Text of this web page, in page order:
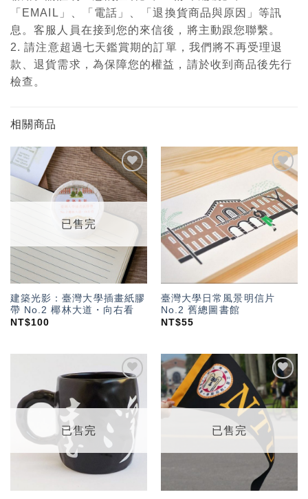
「EMAIL」、「電話」、「退換貨商品與原因」等訊
息。客服人員在接到您的來信後，將主動跟您聯繫。
2. 請注意超過七天鑑賞期的訂單，我們將不再受理退
款、退貨需求，為保障您的權益，請於收到商品後先行
檢查。
相關商品
加入
「願
望輕
已售完
建築光影：臺灣大學插畫紙膠
帶 No.2 椰林大道・向右看
NT$100
「願
望輕
單」
臺灣大學日常風景明信片
No.2 舊總圖書館
NT$55
加入
「願
望輕
單」
已售完
加入
「願
望輕
已售完